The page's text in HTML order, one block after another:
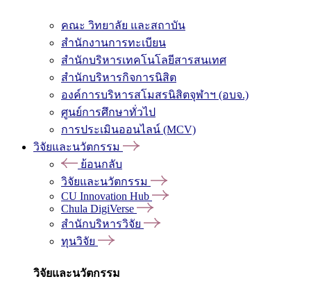
คณะ วิทยาลัย และสถาบัน
สำนักงานการทะเบียน
สำนักบริหารเทคโนโลยีสารสนเทศ
สำนักบริหารกิจการนิสิต
องค์การบริหารสโมสรนิสิตจุฬาฯ (อบจ.)
ศูนย์การศึกษาทั่วไป
การประเมินออนไลน์ (MCV)
วิจัยและนวัตกรรม
ย้อนกลับ
วิจัยและนวัตกรรม
CU Innovation Hub
Chula DigiVerse
สำนักบริหารวิจัย
ทุนวิจัย
วิจัยและนวัตกรรม